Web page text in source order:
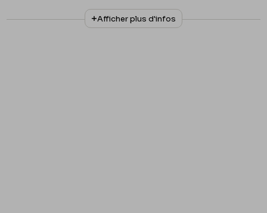
N° d'inventaire
III/215/12/1
Collationnage
Autographe
Afficher plus d'infos